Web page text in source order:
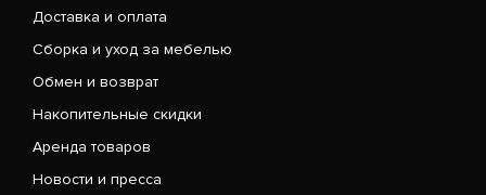
Доставка и оплата
Сборка и уход за мебелью
Обмен и возврат
Накопительные скидки
Аренда товаров
Новости и пресса